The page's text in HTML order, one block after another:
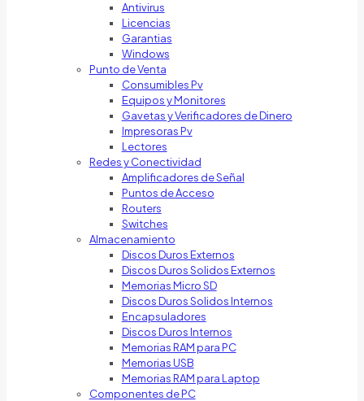
Antivirus
Licencias
Garantias
Windows
Punto de Venta
Consumibles Pv
Equipos y Monitores
Gavetas y Verificadores de Dinero
Impresoras Pv
Lectores
Redes y Conectividad
Amplificadores de Señal
Puntos de Acceso
Routers
Switches
Almacenamiento
Discos Duros Externos
Discos Duros Solidos Externos
Memorias Micro SD
Discos Duros Solidos Internos
Encapsuladores
Discos Duros Internos
Memorias RAM para PC
Memorias USB
Memorias RAM para Laptop
Componentes de PC